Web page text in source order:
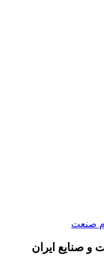
صنایع ایران